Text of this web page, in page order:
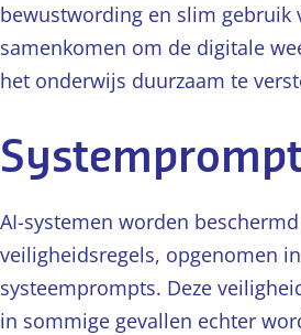
bewustwording en slim gebruik
samenkomen om de digitale
het onderwijs duurzaam te
AI-systemen worden
veiligheidsregels, opgenomen in
systeemprompts. Deze
in sommige gevallen echter